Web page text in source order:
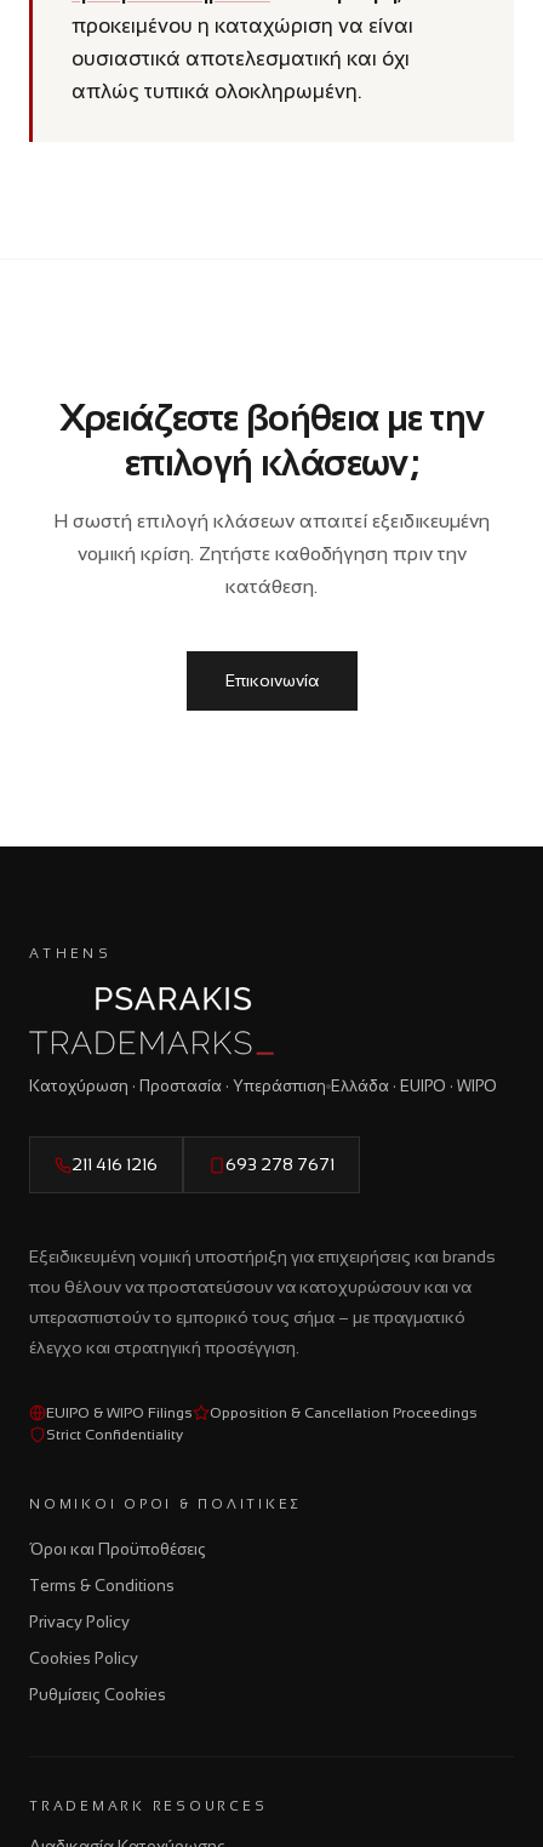
προκειμένου η καταχώριση να είναι
ουσιαστικά αποτελεσματική και όχι
απλώς τυπικά ολοκληρωμένη.
Χρειάζεστε βοήθεια με την
επιλογή κλάσεων;
Η σωστή επιλογή κλάσεων απαιτεί εξειδικευμένη
νομική κρίση. Ζητήστε καθοδήγηση πριν την
κατάθεση.
Επικοινωνία
ATHENS
Κατοχύρωση · Προστασία · Υπεράσπιση Ελλάδα · EUIPO · WIPO
211 416 1216 693 278 7671
Εξειδικευμένη νομική υποστήριξη για επιχειρήσεις και brands
που θέλουν να προστατεύσουν να κατοχυρώσουν και να
υπερασπιστούν το εμπορικό τους σήμα – με πραγματικό
έλεγχο και στρατηγική προσέγγιση.
EUIPO & WIPO Filings
Opposition & Cancellation Proceedings
Strict Confidentiality
ΝΟΜΙΚΟΊ ΌΡΟΙ & ΠΟΛΙΤΙΚΈΣ
Όροι και Προϋποθέσεις
Terms & Conditions
Privacy Policy
Cookies Policy
Ρυθμίσεις Cookies
TRADEMARK RESOURCES